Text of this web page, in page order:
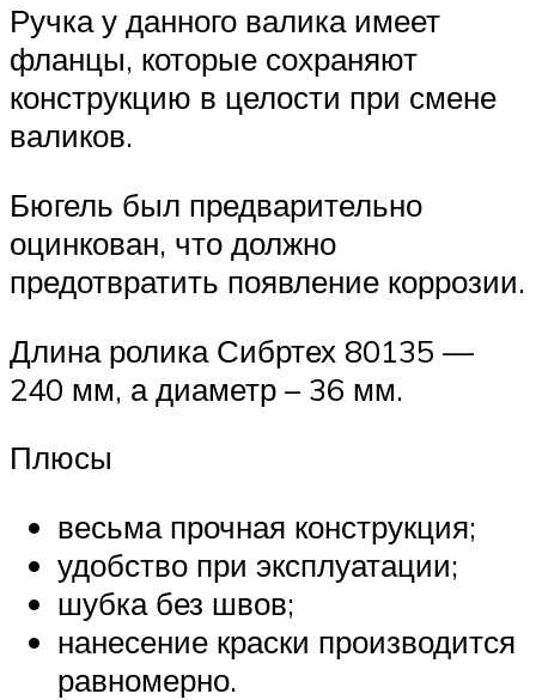
Ручка у данного валика имеет
фланцы, которые сохраняют
конструкцию в целости при смене
валиков.
Бюгель был предварительно
оцинкован, что должно
предотвратить появление коррозии.
Длина ролика Сибртех 80135 —
240 мм, а диаметр – 36 мм.
Плюсы
весьма прочная конструкция;
удобство при эксплуатации;
шубка без швов;
нанесение краски производится
равномерно.